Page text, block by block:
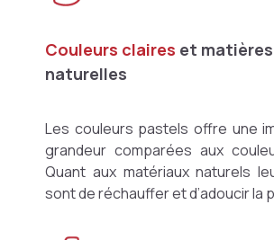
Couleurs claires et matières
naturelles
Les couleurs pastels offre une
grandeur comparées aux
Quant aux matériaux naturels
sont de réchauffer et d’adoucir la